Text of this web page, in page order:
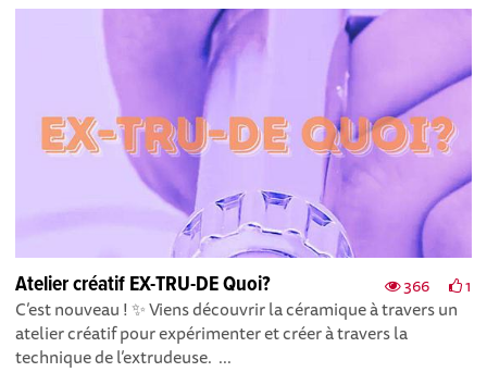
366 1
Atelier créatif EX-TRU-DE Quoi?
C’est nouveau ! ✨ Viens découvrir la céramique à travers un
atelier créatif pour expérimenter et créer à travers la
technique de l’extrudeuse. ...